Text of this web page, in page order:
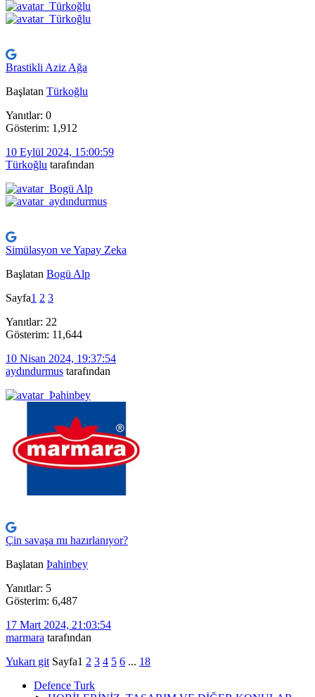
Brastikli Aziz Ağa
Başlatan Türkoğlu
Yanıtlar: 0
Gösterim: 1,912
10 Eylül 2024, 15:00:59
Türkoğlu tarafından
Simülasyon ve Yapay Zeka
Başlatan Bogü Alp
Sayfa1 2 3
Yanıtlar: 22
Gösterim: 11,644
10 Nisan 2024, 19:37:54
aydındurmus tarafından
Çin savaşa mı hazırlanıyor?
Başlatan Þahinbey
Yanıtlar: 5
Gösterim: 6,487
17 Mart 2024, 21:03:54
marmara tarafından
Yukarı git Sayfa1 2 3 4 5 6 ... 18
Defence Turk